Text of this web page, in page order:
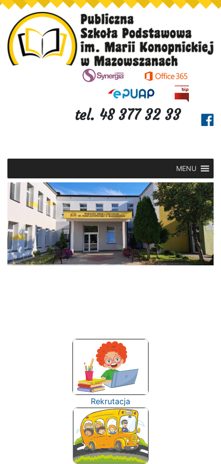
tel. 48 377 32 33
MENU
Rekrutacja